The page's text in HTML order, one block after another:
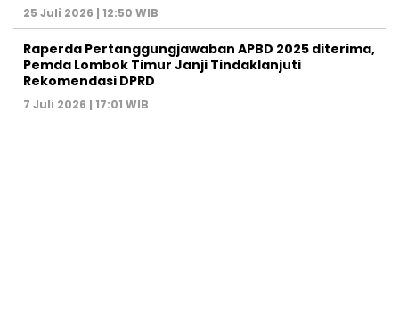
25 Juli 2026 | 12:50 WIB
Raperda Pertanggungjawaban APBD 2025 diterima,
Pemda Lombok Timur Janji Tindaklanjuti
Rekomendasi DPRD
7 Juli 2026 | 17:01 WIB